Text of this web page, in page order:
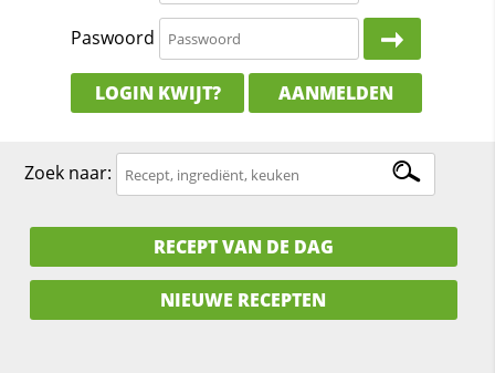
Paswoord
LOGIN KWIJT? AANMELDEN
Zoek naar:
RECEPT VAN DE DAG
NIEUWE RECEPTEN